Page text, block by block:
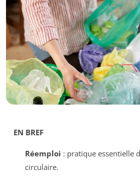
EN BREF
Réemploi : pratique essentielle
circulaire.